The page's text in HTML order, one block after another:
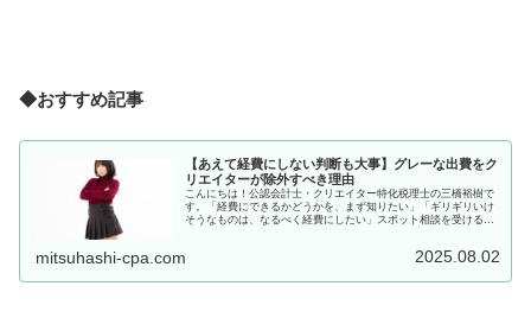
◆おすすめ記事
【あえて経費にしない判断も大事】グレーな出費をク
リエイターが除外すべき理由
こんにちは！公認会計士・クリエイター特化税理士の三橋裕樹で
す。「経費にできるかどうかを、まず知りたい」「ギリギリいけ
そうなものは、なるべく経費にしたい」スポット相談を受けると
mitsuhashi-cpa.com 2025.08.02